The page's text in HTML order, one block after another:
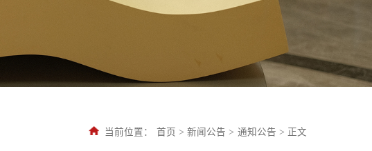
当前位置： 首页 > 新闻公告 > 通知公告 > 正文